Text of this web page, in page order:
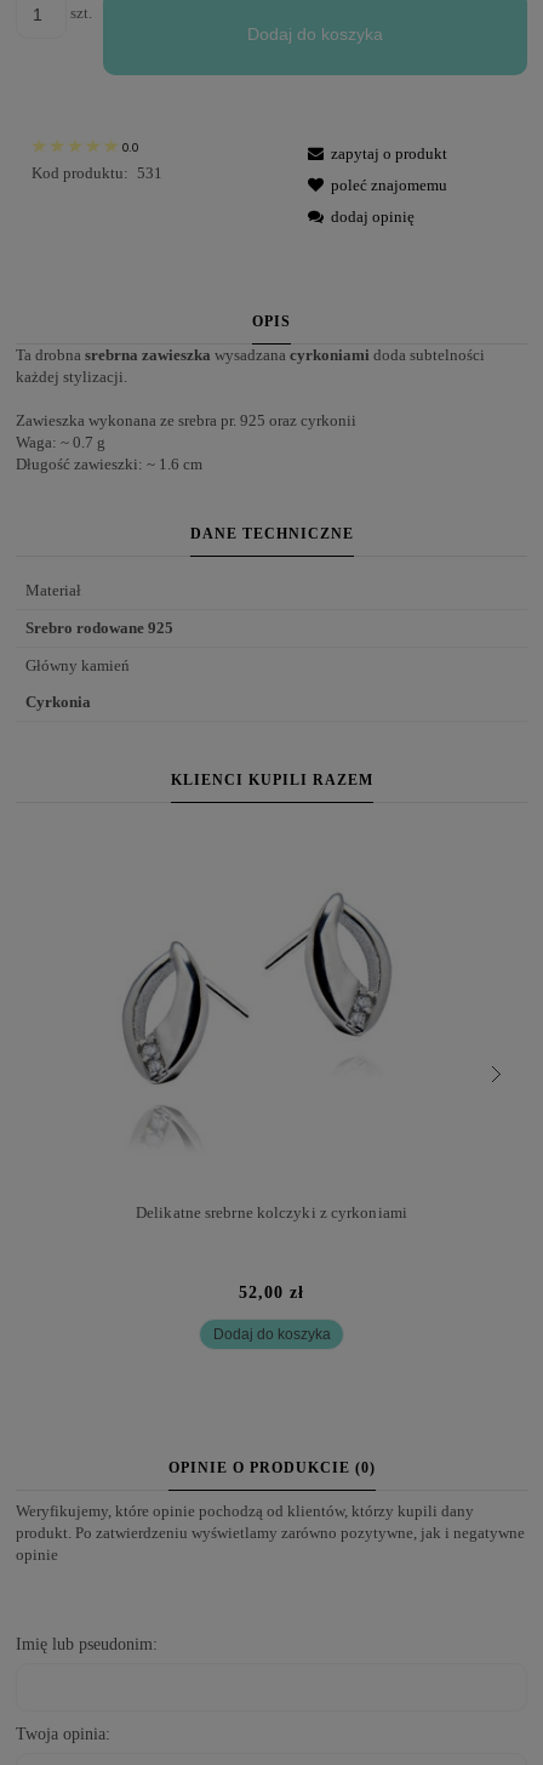
szt.
Dodaj do koszyka
0.0
Kod produktu: 531
zapytaj o produkt
poleć znajomemu
dodaj opinię
OPIS
Ta drobna srebrna zawieszka wysadzana cyrkoniami doda subtelności
każdej stylizacji.
Zawieszka wykonana ze srebra pr. 925 oraz cyrkonii
Waga: ~ 0.7 g
Długość zawieszki: ~ 1.6 cm
DANE TECHNICZNE
Materiał
Srebro rodowane 925
Główny kamień
Cyrkonia
KLIENCI KUPILI RAZEM
Delikatne srebrne kolczyki z cyrkoniami
52,00 zł
Dodaj do koszyka
OPINIE O PRODUKCIE (0)
Weryfikujemy, które opinie pochodzą od klientów, którzy kupili dany
produkt. Po zatwierdzeniu wyświetlamy zarówno pozytywne, jak i negatywne
opinie
Imię lub pseudonim:
Twoja opinia: